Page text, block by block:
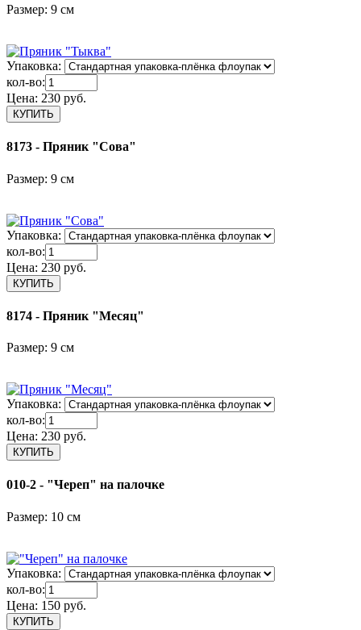
Размер: 9 см
Упаковка:
кол-во:
Цена: 230 руб.
8173 - Пряник "Сова"
Размер: 9 см
Упаковка:
кол-во:
Цена: 230 руб.
8174 - Пряник "Месяц"
Размер: 9 см
Упаковка:
кол-во:
Цена: 230 руб.
010-2 - "Череп" на палочке
Размер: 10 см
Упаковка:
кол-во:
Цена: 150 руб.